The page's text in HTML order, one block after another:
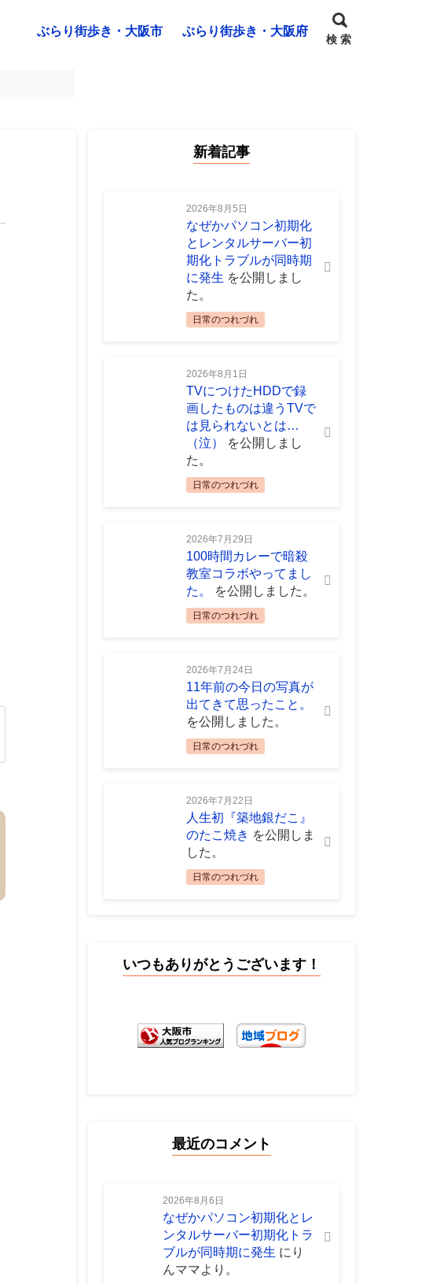
ぶらり街歩き・大阪市 ぶらり街歩き・大阪府
検 索
新着記事
2026年8月5日
なぜかパソコン初期化
とレンタルサーバー初
期化トラブルが同時期
に発生 を公開しまし
た。
日常のつれづれ
2026年8月1日
TVにつけたHDDで録
画したものは違うTVで
は見られないとは…
（泣）
を公開しまし
た。
日常のつれづれ
2026年7月29日
100時間カレーで暗殺
教室コラボやってまし
た。
を公開しました。
日常のつれづれ
2026年7月24日
11年前の今日の写真が
出てきて思ったこと。
を公開しました。
日常のつれづれ
2026年7月22日
人生初『築地銀だこ』
のたこ焼き を公開しま
した。
日常のつれづれ
いつもありがとうございます！
最近のコメント
2026年8月6日
なぜかパソコン初期化とレ
ンタルサーバー初期化トラ
ブルが同時期に発生 に り
んママより。